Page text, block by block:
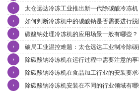
太仓远达冷冻工业推出新一代除碳酸冷冻
›
如何判断冷冻机中的碳酸钠是否需要进行脱
›
碳酸钠处理冷冻机的应用场景一般有哪些？
›
破局工业温控难题：太仓远达工业制冷除
›
除碳酸钠冷冻机在运行过程中需要注意的事
›
除碳酸钠冷冻机在食品加工行业的安装要求
›
除碳酸钠冷冻机安装在不同的行业领域有哪
›